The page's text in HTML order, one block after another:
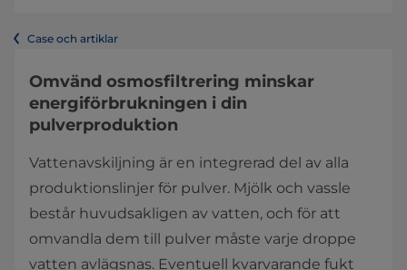
Case och artiklar
Omvänd osmosfiltrering minskar
energiförbrukningen i din
pulverproduktion
Vattenavskiljning är en integrerad del av alla
produktionslinjer för pulver. Mjölk och vassle
består huvudsakligen av vatten, och för att
omvandla dem till pulver måste varje droppe
vatten avlägsnas. Eventuell kvarvarande fukt